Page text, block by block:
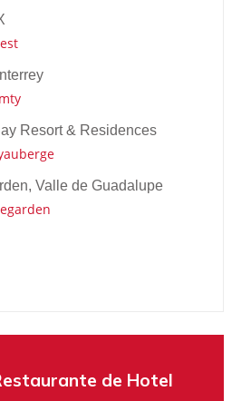
Resort & Residences
Valle de Guadalupe
de Hotel
y Campeche
Nayarit